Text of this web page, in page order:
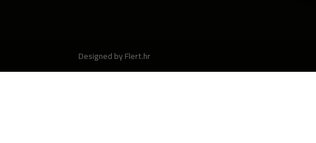
Designed by Flert.hr